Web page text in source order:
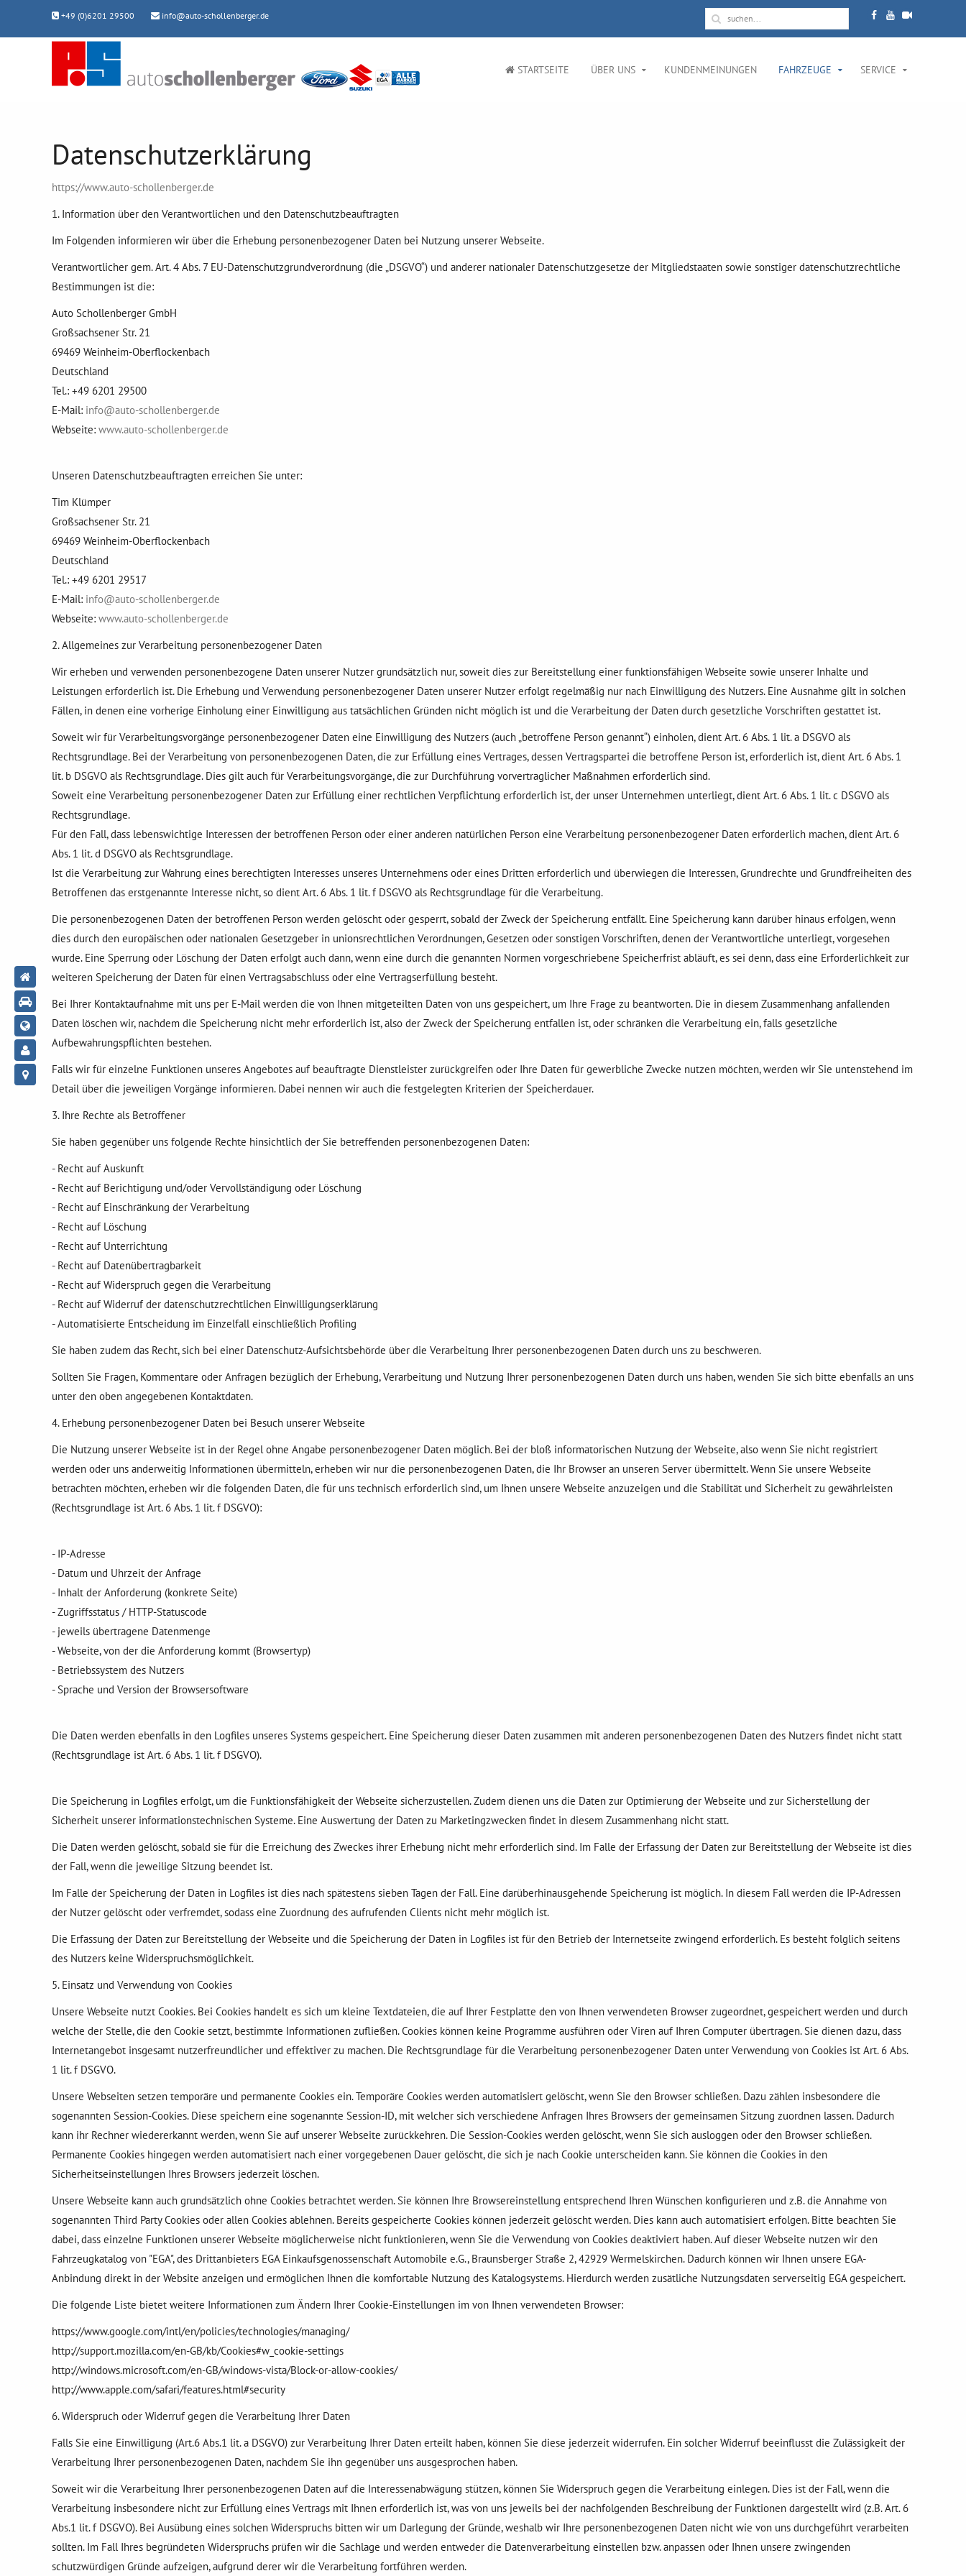
+49 (0)6201 29500 info@auto-schollenberger.de
STARTSEITE ÜBER UNS KUNDENMEINUNGEN FAHRZEUGE SERVICE
Datenschutzerklärung
https://www.auto-schollenberger.de
1. Information über den Verantwortlichen und den Datenschutzbeauftragten
Im Folgenden informieren wir über die Erhebung personenbezogener Daten bei Nutzung unserer Webseite.
Verantwortlicher gem. Art. 4 Abs. 7 EU-Datenschutzgrundverordnung (die „DSGVO“) und anderer nationaler Datenschutzgesetze der Mitgliedstaaten sowie sonstiger datenschutzrechtliche
Bestimmungen ist die:
Auto Schollenberger GmbH
Großsachsener Str. 21
69469 Weinheim-Oberflockenbach
Deutschland
Tel.: +49 6201 29500
E-Mail: info@auto-schollenberger.de
Webseite: www.auto-schollenberger.de
Unseren Datenschutzbeauftragten erreichen Sie unter:
Tim Klümper
Großsachsener Str. 21
69469 Weinheim-Oberflockenbach
Deutschland
Tel.: +49 6201 29517
E-Mail: info@auto-schollenberger.de
Webseite: www.auto-schollenberger.de
2. Allgemeines zur Verarbeitung personenbezogener Daten
Wir erheben und verwenden personenbezogene Daten unserer Nutzer grundsätzlich nur, soweit dies zur Bereitstellung einer funktionsfähigen Webseite sowie unserer Inhalte und
Leistungen erforderlich ist. Die Erhebung und Verwendung personenbezogener Daten unserer Nutzer erfolgt regelmäßig nur nach Einwilligung des Nutzers. Eine Ausnahme gilt in solchen
Fällen, in denen eine vorherige Einholung einer Einwilligung aus tatsächlichen Gründen nicht möglich ist und die Verarbeitung der Daten durch gesetzliche Vorschriften gestattet ist.
Soweit wir für Verarbeitungsvorgänge personenbezogener Daten eine Einwilligung des Nutzers (auch „betroffene Person genannt“) einholen, dient Art. 6 Abs. 1 lit. a DSGVO als
Rechtsgrundlage. Bei der Verarbeitung von personenbezogenen Daten, die zur Erfüllung eines Vertrages, dessen Vertragspartei die betroffene Person ist, erforderlich ist, dient Art. 6 Abs. 1
lit. b DSGVO als Rechtsgrundlage. Dies gilt auch für Verarbeitungsvorgänge, die zur Durchführung vorvertraglicher Maßnahmen erforderlich sind.
Soweit eine Verarbeitung personenbezogener Daten zur Erfüllung einer rechtlichen Verpflichtung erforderlich ist, der unser Unternehmen unterliegt, dient Art. 6 Abs. 1 lit. c DSGVO als
Rechtsgrundlage.
Für den Fall, dass lebenswichtige Interessen der betroffenen Person oder einer anderen natürlichen Person eine Verarbeitung personenbezogener Daten erforderlich machen, dient Art. 6
Abs. 1 lit. d DSGVO als Rechtsgrundlage.
Ist die Verarbeitung zur Wahrung eines berechtigten Interesses unseres Unternehmens oder eines Dritten erforderlich und überwiegen die Interessen, Grundrechte und Grundfreiheiten des
Betroffenen das erstgenannte Interesse nicht, so dient Art. 6 Abs. 1 lit. f DSGVO als Rechtsgrundlage für die Verarbeitung.
Die personenbezogenen Daten der betroffenen Person werden gelöscht oder gesperrt, sobald der Zweck der Speicherung entfällt. Eine Speicherung kann darüber hinaus erfolgen, wenn
dies durch den europäischen oder nationalen Gesetzgeber in unionsrechtlichen Verordnungen, Gesetzen oder sonstigen Vorschriften, denen der Verantwortliche unterliegt, vorgesehen
wurde. Eine Sperrung oder Löschung der Daten erfolgt auch dann, wenn eine durch die genannten Normen vorgeschriebene Speicherfrist abläuft, es sei denn, dass eine Erforderlichkeit zur
weiteren Speicherung der Daten für einen Vertragsabschluss oder eine Vertragserfüllung besteht.
Bei Ihrer Kontaktaufnahme mit uns per E-Mail werden die von Ihnen mitgeteilten Daten von uns gespeichert, um Ihre Frage zu beantworten. Die in diesem Zusammenhang anfallenden
Daten löschen wir, nachdem die Speicherung nicht mehr erforderlich ist, also der Zweck der Speicherung entfallen ist, oder schränken die Verarbeitung ein, falls gesetzliche
Aufbewahrungspflichten bestehen.
Falls wir für einzelne Funktionen unseres Angebotes auf beauftragte Dienstleister zurückgreifen oder Ihre Daten für gewerbliche Zwecke nutzen möchten, werden wir Sie untenstehend im
Detail über die jeweiligen Vorgänge informieren. Dabei nennen wir auch die festgelegten Kriterien der Speicherdauer.
3. Ihre Rechte als Betroffener
Sie haben gegenüber uns folgende Rechte hinsichtlich der Sie betreffenden personenbezogenen Daten:
- Recht auf Auskunft
- Recht auf Berichtigung und/oder Vervollständigung oder Löschung
- Recht auf Einschränkung der Verarbeitung
- Recht auf Löschung
- Recht auf Unterrichtung
- Recht auf Datenübertragbarkeit
- Recht auf Widerspruch gegen die Verarbeitung
- Recht auf Widerruf der datenschutzrechtlichen Einwilligungserklärung
- Automatisierte Entscheidung im Einzelfall einschließlich Profiling
Sie haben zudem das Recht, sich bei einer Datenschutz-Aufsichtsbehörde über die Verarbeitung Ihrer personenbezogenen Daten durch uns zu beschweren.
Sollten Sie Fragen, Kommentare oder Anfragen bezüglich der Erhebung, Verarbeitung und Nutzung Ihrer personenbezogenen Daten durch uns haben, wenden Sie sich bitte ebenfalls an uns
unter den oben angegebenen Kontaktdaten.
4. Erhebung personenbezogener Daten bei Besuch unserer Webseite
Die Nutzung unserer Webseite ist in der Regel ohne Angabe personenbezogener Daten möglich. Bei der bloß informatorischen Nutzung der Webseite, also wenn Sie nicht registriert
werden oder uns anderweitig Informationen übermitteln, erheben wir nur die personenbezogenen Daten, die Ihr Browser an unseren Server übermittelt. Wenn Sie unsere Webseite
betrachten möchten, erheben wir die folgenden Daten, die für uns technisch erforderlich sind, um Ihnen unsere Webseite anzuzeigen und die Stabilität und Sicherheit zu gewährleisten
(Rechtsgrundlage ist Art. 6 Abs. 1 lit. f DSGVO):
- IP-Adresse
- Datum und Uhrzeit der Anfrage
- Inhalt der Anforderung (konkrete Seite)
- Zugriffsstatus / HTTP-Statuscode
- jeweils übertragene Datenmenge
- Webseite, von der die Anforderung kommt (Browsertyp)
- Betriebssystem des Nutzers
- Sprache und Version der Browsersoftware
Die Daten werden ebenfalls in den Logfiles unseres Systems gespeichert. Eine Speicherung dieser Daten zusammen mit anderen personenbezogenen Daten des Nutzers findet nicht statt
(Rechtsgrundlage ist Art. 6 Abs. 1 lit. f DSGVO).
Die Speicherung in Logfiles erfolgt, um die Funktionsfähigkeit der Webseite sicherzustellen. Zudem dienen uns die Daten zur Optimierung der Webseite und zur Sicherstellung der
Sicherheit unserer informationstechnischen Systeme. Eine Auswertung der Daten zu Marketingzwecken findet in diesem Zusammenhang nicht statt.
Die Daten werden gelöscht, sobald sie für die Erreichung des Zweckes ihrer Erhebung nicht mehr erforderlich sind. Im Falle der Erfassung der Daten zur Bereitstellung der Webseite ist dies
der Fall, wenn die jeweilige Sitzung beendet ist.
Im Falle der Speicherung der Daten in Logfiles ist dies nach spätestens sieben Tagen der Fall. Eine darüberhinausgehende Speicherung ist möglich. In diesem Fall werden die IP-Adressen
der Nutzer gelöscht oder verfremdet, sodass eine Zuordnung des aufrufenden Clients nicht mehr möglich ist.
Die Erfassung der Daten zur Bereitstellung der Webseite und die Speicherung der Daten in Logfiles ist für den Betrieb der Internetseite zwingend erforderlich. Es besteht folglich seitens
des Nutzers keine Widerspruchsmöglichkeit.
5. Einsatz und Verwendung von Cookies
Unsere Webseite nutzt Cookies. Bei Cookies handelt es sich um kleine Textdateien, die auf Ihrer Festplatte den von Ihnen verwendeten Browser zugeordnet, gespeichert werden und durch
welche der Stelle, die den Cookie setzt, bestimmte Informationen zufließen. Cookies können keine Programme ausführen oder Viren auf Ihren Computer übertragen. Sie dienen dazu, dass
Internetangebot insgesamt nutzerfreundlicher und effektiver zu machen. Die Rechtsgrundlage für die Verarbeitung personenbezogener Daten unter Verwendung von Cookies ist Art. 6 Abs.
1 lit. f DSGVO.
Unsere Webseiten setzen temporäre und permanente Cookies ein. Temporäre Cookies werden automatisiert gelöscht, wenn Sie den Browser schließen. Dazu zählen insbesondere die
sogenannten Session-Cookies. Diese speichern eine sogenannte Session-ID, mit welcher sich verschiedene Anfragen Ihres Browsers der gemeinsamen Sitzung zuordnen lassen. Dadurch
kann ihr Rechner wiedererkannt werden, wenn Sie auf unserer Webseite zurückkehren. Die Session-Cookies werden gelöscht, wenn Sie sich ausloggen oder den Browser schließen.
Permanente Cookies hingegen werden automatisiert nach einer vorgegebenen Dauer gelöscht, die sich je nach Cookie unterscheiden kann. Sie können die Cookies in den
Sicherheitseinstellungen Ihres Browsers jederzeit löschen.
Unsere Webseite kann auch grundsätzlich ohne Cookies betrachtet werden. Sie können Ihre Browsereinstellung entsprechend Ihren Wünschen konfigurieren und z.B. die Annahme von
sogenannten Third Party Cookies oder allen Cookies ablehnen. Bereits gespeicherte Cookies können jederzeit gelöscht werden. Dies kann auch automatisiert erfolgen. Bitte beachten Sie
dabei, dass einzelne Funktionen unserer Webseite möglicherweise nicht funktionieren, wenn Sie die Verwendung von Cookies deaktiviert haben. Auf dieser Webseite nutzen wir den
Fahrzeugkatalog von "EGA", des Drittanbieters EGA Einkaufsgenossenschaft Automobile e.G., Braunsberger Straße 2, 42929 Wermelskirchen. Dadurch können wir Ihnen unsere EGA-
Anbindung direkt in der Website anzeigen und ermöglichen Ihnen die komfortable Nutzung des Katalogsystems. Hierdurch werden zusätliche Nutzungsdaten serverseitig EGA gespeichert.
Die folgende Liste bietet weitere Informationen zum Ändern Ihrer Cookie-Einstellungen im von Ihnen verwendeten Browser:
https://www.google.com/intl/en/policies/technologies/managing/
http://support.mozilla.com/en-GB/kb/Cookies#w_cookie-settings
http://windows.microsoft.com/en-GB/windows-vista/Block-or-allow-cookies/
http://www.apple.com/safari/features.html#security
6. Widerspruch oder Widerruf gegen die Verarbeitung Ihrer Daten
Falls Sie eine Einwilligung (Art.6 Abs.1 lit. a DSGVO) zur Verarbeitung Ihrer Daten erteilt haben, können Sie diese jederzeit widerrufen. Ein solcher Widerruf beeinflusst die Zulässigkeit der
Verarbeitung Ihrer personenbezogenen Daten, nachdem Sie ihn gegenüber uns ausgesprochen haben.
Soweit wir die Verarbeitung Ihrer personenbezogenen Daten auf die Interessenabwägung stützen, können Sie Widerspruch gegen die Verarbeitung einlegen. Dies ist der Fall, wenn die
Verarbeitung insbesondere nicht zur Erfüllung eines Vertrags mit Ihnen erforderlich ist, was von uns jeweils bei der nachfolgenden Beschreibung der Funktionen dargestellt wird (z.B. Art. 6
Abs.1 lit. f DSGVO). Bei Ausübung eines solchen Widerspruchs bitten wir um Darlegung der Gründe, weshalb wir Ihre personenbezogenen Daten nicht wie von uns durchgeführt verarbeiten
sollten. Im Fall Ihres begründeten Widerspruchs prüfen wir die Sachlage und werden entweder die Datenverarbeitung einstellen bzw. anpassen oder Ihnen unsere zwingenden
schutzwürdigen Gründe aufzeigen, aufgrund derer wir die Verarbeitung fortführen werden.